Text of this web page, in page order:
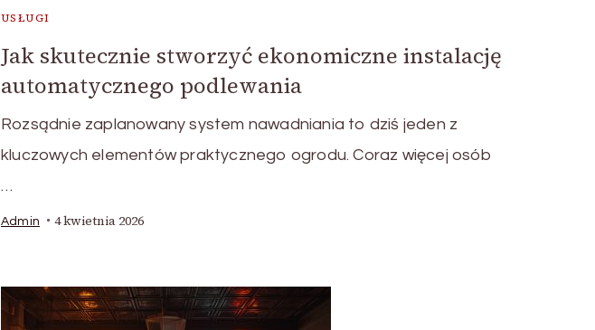
USŁUGI
Jak skutecznie stworzyć ekonomiczne instalację
automatycznego podlewania
Rozsądnie zaplanowany system nawadniania to dziś jeden z
kluczowych elementów praktycznego ogrodu. Coraz więcej osób
…
Admin 4 kwietnia 2026